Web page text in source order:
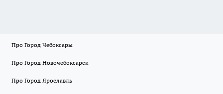
Про Город Чебоксары
Про Город Новочебоксарск
Про Город Ярославль